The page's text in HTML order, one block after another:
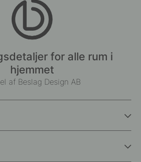
for alle rum i
hjemmet
af Beslag Design AB